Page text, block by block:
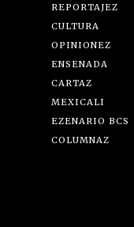
REPORTAJEZ
CULTURA
OPINIONEZ
ENSENADA
CARTAZ
MEXICALI
EZENARIO BCS
COLUMNAZ